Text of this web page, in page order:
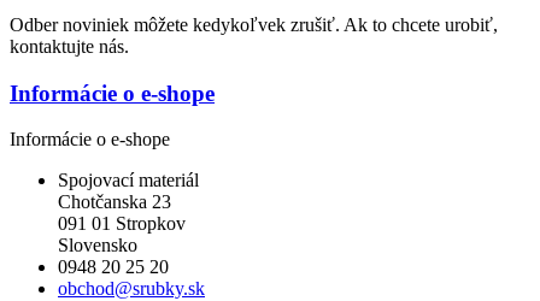
Odber noviniek môžete kedykoľvek zrušiť. Ak to chcete urobiť,
kontaktujte nás.
Informácie o e-shope
Informácie o e-shope
Spojovací materiál
Chotčanska 23
091 01 Stropkov
Slovensko
0948 20 25 20
obchod@srubky.sk